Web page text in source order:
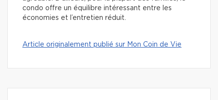
condo offre un équilibre intéressant entre les
économies et l’entretien réduit.
Article originalement publié sur Mon Coin de Vie